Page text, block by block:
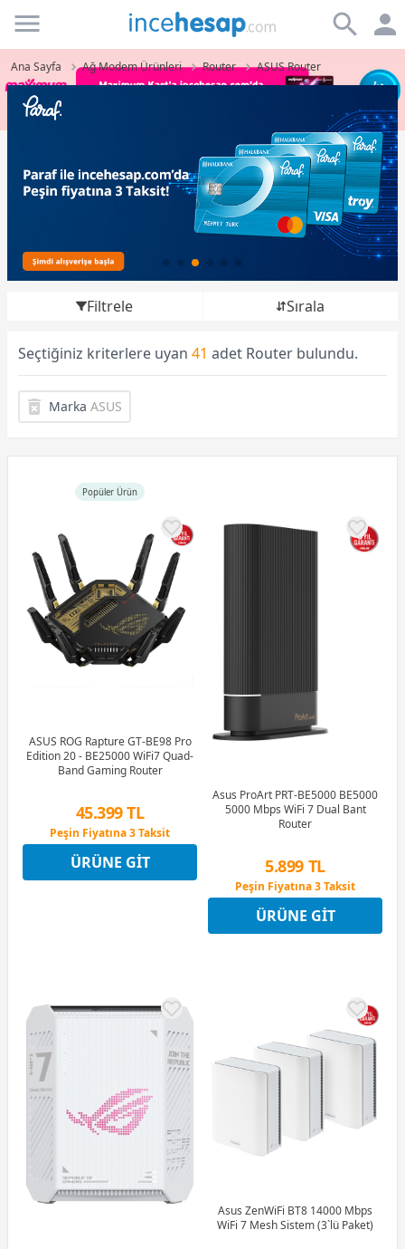
Incehesap
Ana Sayfa Ağ Modem Ürünleri Router ASUS Router
Filtrele Sırala
Seçtiğiniz kriterlere uyan 41 adet Router bulundu.
Marka ASUS
Popüler Ürün
ASUS ROG Rapture GT-BE98 Pro
Edition 20 - BE25000 WiFi7 Quad-
Band Gaming Router
45.399 TL
Peşin Fiyatına 3 Taksit
12 Ay x 5.341 TL taksitle
Peşin Fiyatına 3 Taksit
ÜRÜNE GIT
Asus ProArt PRT-BE5000 BE5000
5000 Mbps WiFi 7 Dual Bant
Router
5.899 TL
Peşin Fiyatına 3 Taksit
12 Ay x 694 TL taksitle
Peşin Fiyatına 3 Taksit
ÜRÜNE GIT
Asus ZenWiFi BT8 14000 Mbps
WiFi 7 Mesh Sistem (3`lü Paket)